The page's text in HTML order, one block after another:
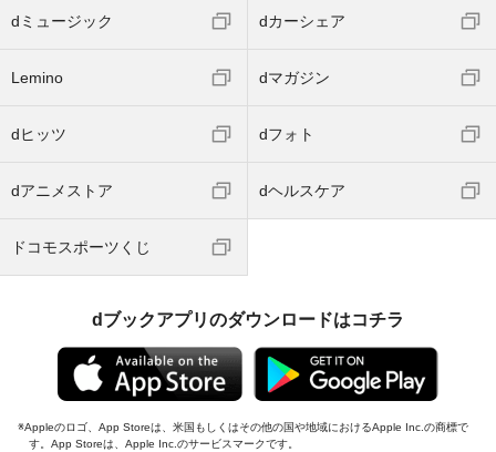
dミュージック dカーシェア
Lemino dマガジン
dヒッツ dフォト
dアニメストア dヘルスケア
ドコモスポーツくじ
dブックアプリのダウンロードはコチラ
Appleのロゴ、App Storeは、米国もしくはその他の国や地域におけるApple Inc.の商標で
す。App Storeは、Apple Inc.のサービスマークです。